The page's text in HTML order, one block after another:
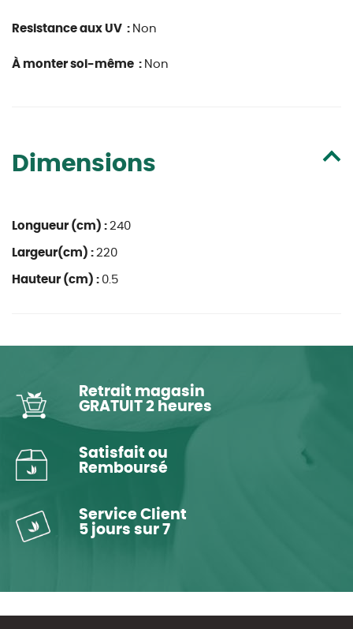
Resistance aux UV : Non
À monter soi-même : Non
Dimensions
Longueur (cm) : 240
Largeur(cm) : 220
Hauteur (cm) : 0.5
Retrait magasin
GRATUIT 2 heures
Satisfait ou
Remboursé
Service Client
5 jours sur 7